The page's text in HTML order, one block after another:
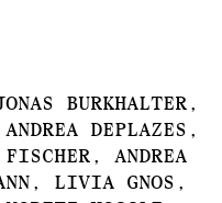
Burkhalter,
Deplazes,
Andrea
Livia Gnos,